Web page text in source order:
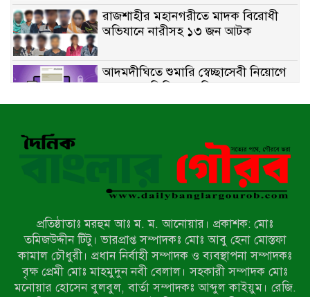
রাজশাহীর মহানগরীতে মাদক বিরোধী
অভিযানে নারীসহ ১৩ জন আটক
আদমদীঘিতে শুমারি স্বেচ্ছাসেবী নিয়োগে
যোগ্যতার ভিত্তিতে তালিকা প্রকাশ;
নির্বাচিতদের আ.লীগ ট্যাগে প্রচারণা
নেওয়ার হুমকি দিলেন দোড়া মাদরাসার
পরিচয় দেওয়া সভাপতি
উখিয়ায় বিজিবির অভিযানে ৪০ হাজার
ইয়াবাসহ যুবক আটক
পোরশায় ৭ মাসে ১৯ জনের অপমৃত্যু,
শীর্ষে আত্মহত্যা
প্রতিষ্ঠাতাঃ মরহুম আঃ ম. ম. আনোয়ার। প্রকাশক: মোঃ
তমিজউদ্দীন টিটু। ভারপ্রাপ্ত সম্পাদকঃ মোঃ আবু হেনা মোস্তফা
কামাল চৌধুরী। প্রধান নির্বাহী সম্পাদক ও ব্যবস্থাপনা সম্পাদকঃ
বৃক্ষ প্রেমী মোঃ মাহমুদুন নবী বেলাল। সহকারী সম্পাদক মোঃ
মনোয়ার হোসেন বুলবুল, বার্তা সম্পাদকঃ আব্দুল কাইয়ুম। রেজি.